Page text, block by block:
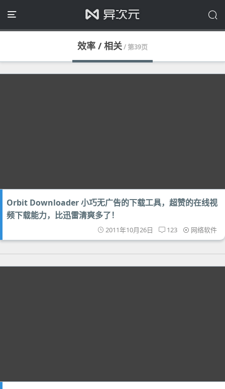
效率 / 相关/ 第39页
Orbit Downloader 小巧无广告的下载工具，超赞的在线视
频下载能力，比迅雷清爽多了！
2011年10月26日 123 网络软件